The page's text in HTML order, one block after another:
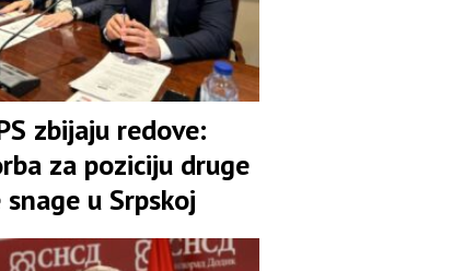
zbijaju redove:
za poziciju druge
u Srpskoj